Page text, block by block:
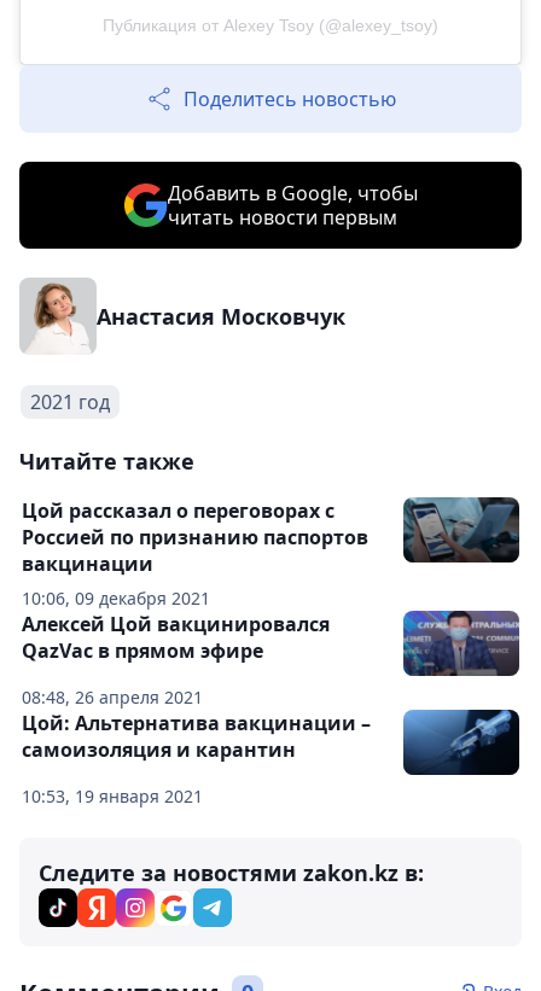
Публикация от Alexey Tsoy (@alexey_tsoy)
Поделитесь новостью
Добавить в Google, чтобы
читать новости первым
Анастасия Московчук
2021 год
Читайте также
10:06, 09 декабря 2021
Цой рассказал о переговорах с
Россией по признанию паспортов
вакцинации
08:48, 26 апреля 2021
Алексей Цой вакцинировался
QazVac в прямом эфире
10:53, 19 января 2021
Цой: Альтернатива вакцинации –
самоизоляция и карантин
Следите за новостями zakon.kz в: